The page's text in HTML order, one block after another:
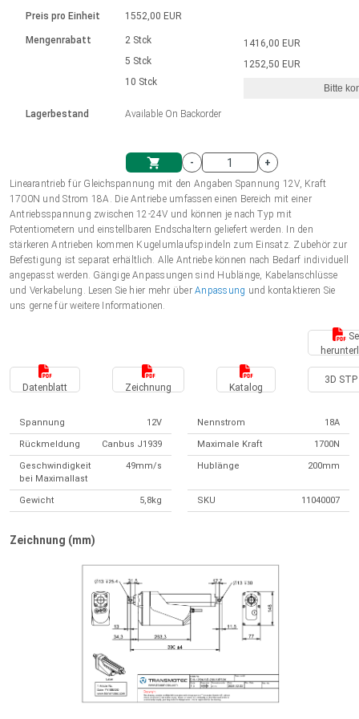
Einheitssystem
Einkaufswagen
Hubmagnete
230 - 50 Hz | 110 - 60 Hz
Drehzahlregelung für die AIS-Serie
Bürstenlose Gleichstrommotoren
mit Planetengetriebe und internem
Ø 28-42| 1-1400 rpm | <= 290Ncm
Bürstenlose DC Motor Controller
Gleichstrommotoren mit
Schneckengetriebe und Bürsten
Ø43-124mm | 31-425rpm | ≤ 41Nm
Treiber für Gleichstrommotoren mit
Synchron-Asynchron | für 1-4 Elektrozylinder
Synchron-Asynchron | für 1-4 Elektrozylinder
Français (EUR)
Polski (EUR)
Norsk (NOK)
Suomi (EUR)
Preis pro Einheit
Mengenrabatt
Lagerbestand
1552,00 EUR
2 Stck
5 Stck
10 Stck
Available On Backorder
1416,00 EUR
1252,50 EUR
Bitte
-
+
Linearantrieb für Gleichspannung mit den Angaben Spannung 12V, Kraft
1700N und Strom 18A. Die Antriebe umfassen einen Bereich mit einer
Antriebsspannung zwischen 12-24V und können je nach Typ mit
Potentiometern und einstellbaren Endschaltern geliefert werden. In den
stärkeren Antrieben kommen Kugelumlaufspindeln zum Einsatz. Zubehör zur
Befestigung ist separat erhältlich. Alle Antriebe können nach Bedarf individuell
angepasst werden. Gängige Anpassungen sind Hublänge, Kabelanschlüsse
und Verkabelung. Lesen Sie hier mehr überAnpassung und kontaktieren Sie
uns gerne für weitere Informationen.
Datenblatt Zeichnung Katalog
3D STP
Spannung 12V Nennstrom 18A
Rückmeldung Canbus J1939 Maximale Kraft 1700N
Geschwindigkeit
bei Maximallast
49mm/s Hublänge 200mm
Gewicht 5,8kg SKU 11040007
Zeichnung (mm)